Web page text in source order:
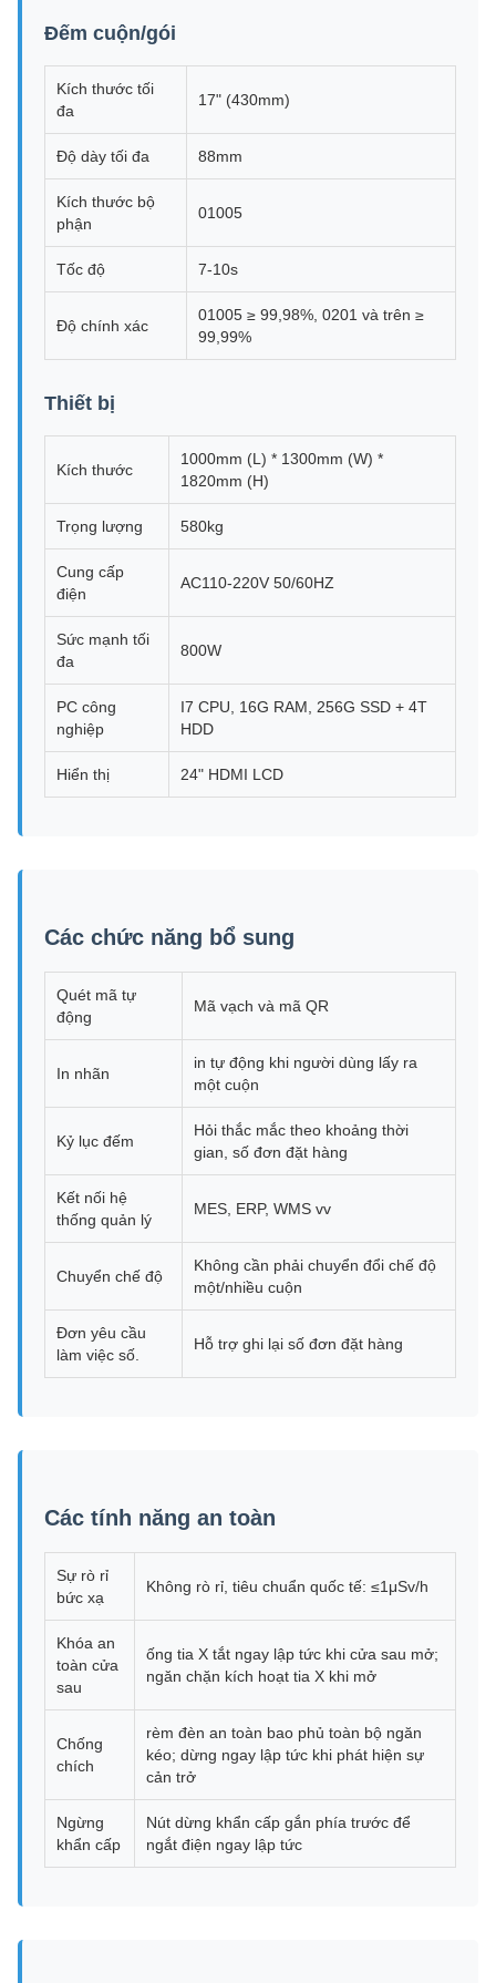
Đếm cuộn/gói
Kích thước tối
đa
17" (430mm)
Độ dày tối đa 88mm
Kích thước bộ
phận
01005
Tốc độ 7-10s
Độ chính xác
01005 ≥ 99,98%, 0201 và trên ≥
99,99%
Thiết bị
Kích thước
1000mm (L) * 1300mm (W) *
1820mm (H)
Trọng lượng 580kg
Cung cấp
điện
AC110-220V 50/60HZ
Sức mạnh tối
đa
800W
PC công
nghiệp
I7 CPU, 16G RAM, 256G SSD + 4T
HDD
Hiển thị 24" HDMI LCD
Các chức năng bổ sung
Quét mã tự
động
Mã vạch và mã QR
In nhãn
in tự động khi người dùng lấy ra
một cuộn
Kỷ lục đếm
Hỏi thắc mắc theo khoảng thời
gian, số đơn đặt hàng
Kết nối hệ
thống quản lý
MES, ERP, WMS vv
Chuyển chế độ
Không cần phải chuyển đổi chế độ
một/nhiều cuộn
Đơn yêu cầu
làm việc số.
Hỗ trợ ghi lại số đơn đặt hàng
Các tính năng an toàn
Sự rò rỉ
bức xạ
Không rò rỉ, tiêu chuẩn quốc tế: ≤1μSv/h
Khóa an
toàn cửa
sau
ống tia X tắt ngay lập tức khi cửa sau mở;
ngăn chặn kích hoạt tia X khi mở
Chống
chích
rèm đèn an toàn bao phủ toàn bộ ngăn
kéo; dừng ngay lập tức khi phát hiện sự
cản trở
Ngừng
khẩn cấp
Nút dừng khẩn cấp gắn phía trước để
ngắt điện ngay lập tức